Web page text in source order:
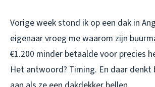
Vorige week stond ik op een dak in
eigenaar vroeg me waarom zijn
€1.200 minder betaalde voor precies
Het antwoord? Timing. En daar denkt